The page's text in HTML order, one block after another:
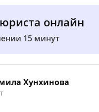
онлайн
15 минут
Хунхинова